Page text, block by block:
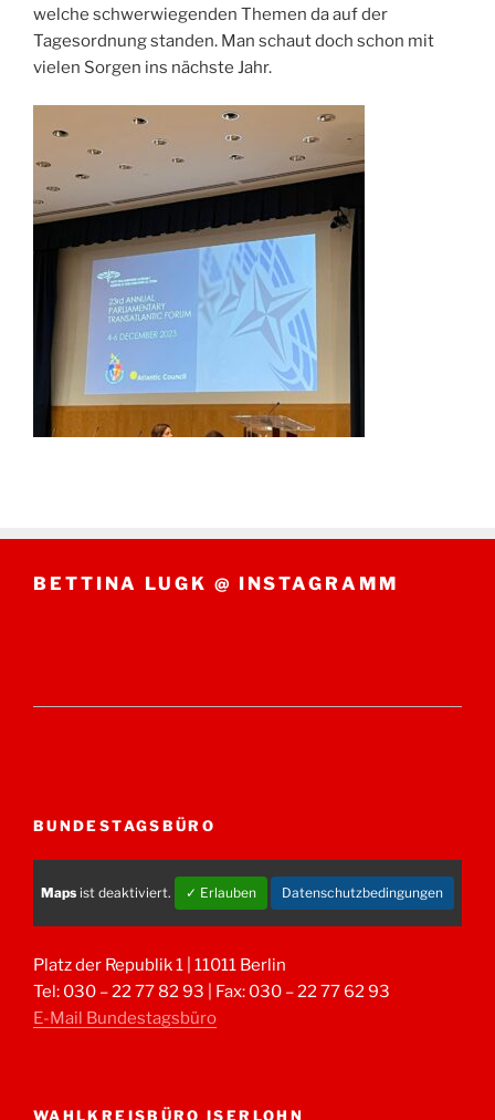
welche schwerwiegenden Themen da auf der
Tagesordnung standen. Man schaut doch schon mit
vielen Sorgen ins nächste Jahr.
BETTINA LUGK @ INSTAGRAMM
BUNDESTAGSBÜRO
Maps ist deaktiviert. ✓ Erlauben Datenschutzbedingungen
Platz der Republik 1 | 11011 Berlin
Tel: 030 – 22 77 82 93 | Fax: 030 – 22 77 62 93
E-Mail Bundestagsbüro
WAHLKREISBÜRO ISERLOHN